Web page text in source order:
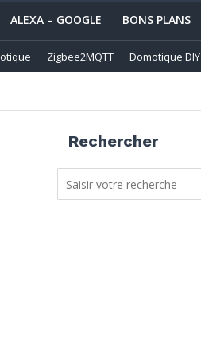
ALEXA – GOOGLE BONS PLANS
Zigbee2MQTT Domotique DIY
Rechercher